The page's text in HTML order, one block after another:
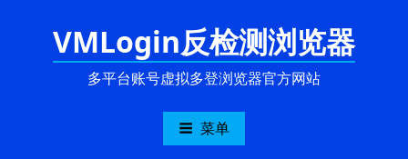
VMLogin反检测浏览器
多平台账号虚拟多登浏览器官方网站
菜单